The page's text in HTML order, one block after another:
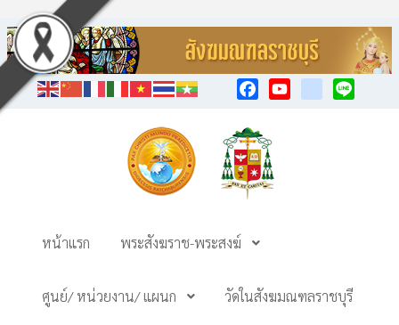
หน้าแรก พระสังฆราช-พระสงฆ์
ศูนย์/ หน่วยงาน/ แผนก วัดในสังฆมณฑลราชบุรี